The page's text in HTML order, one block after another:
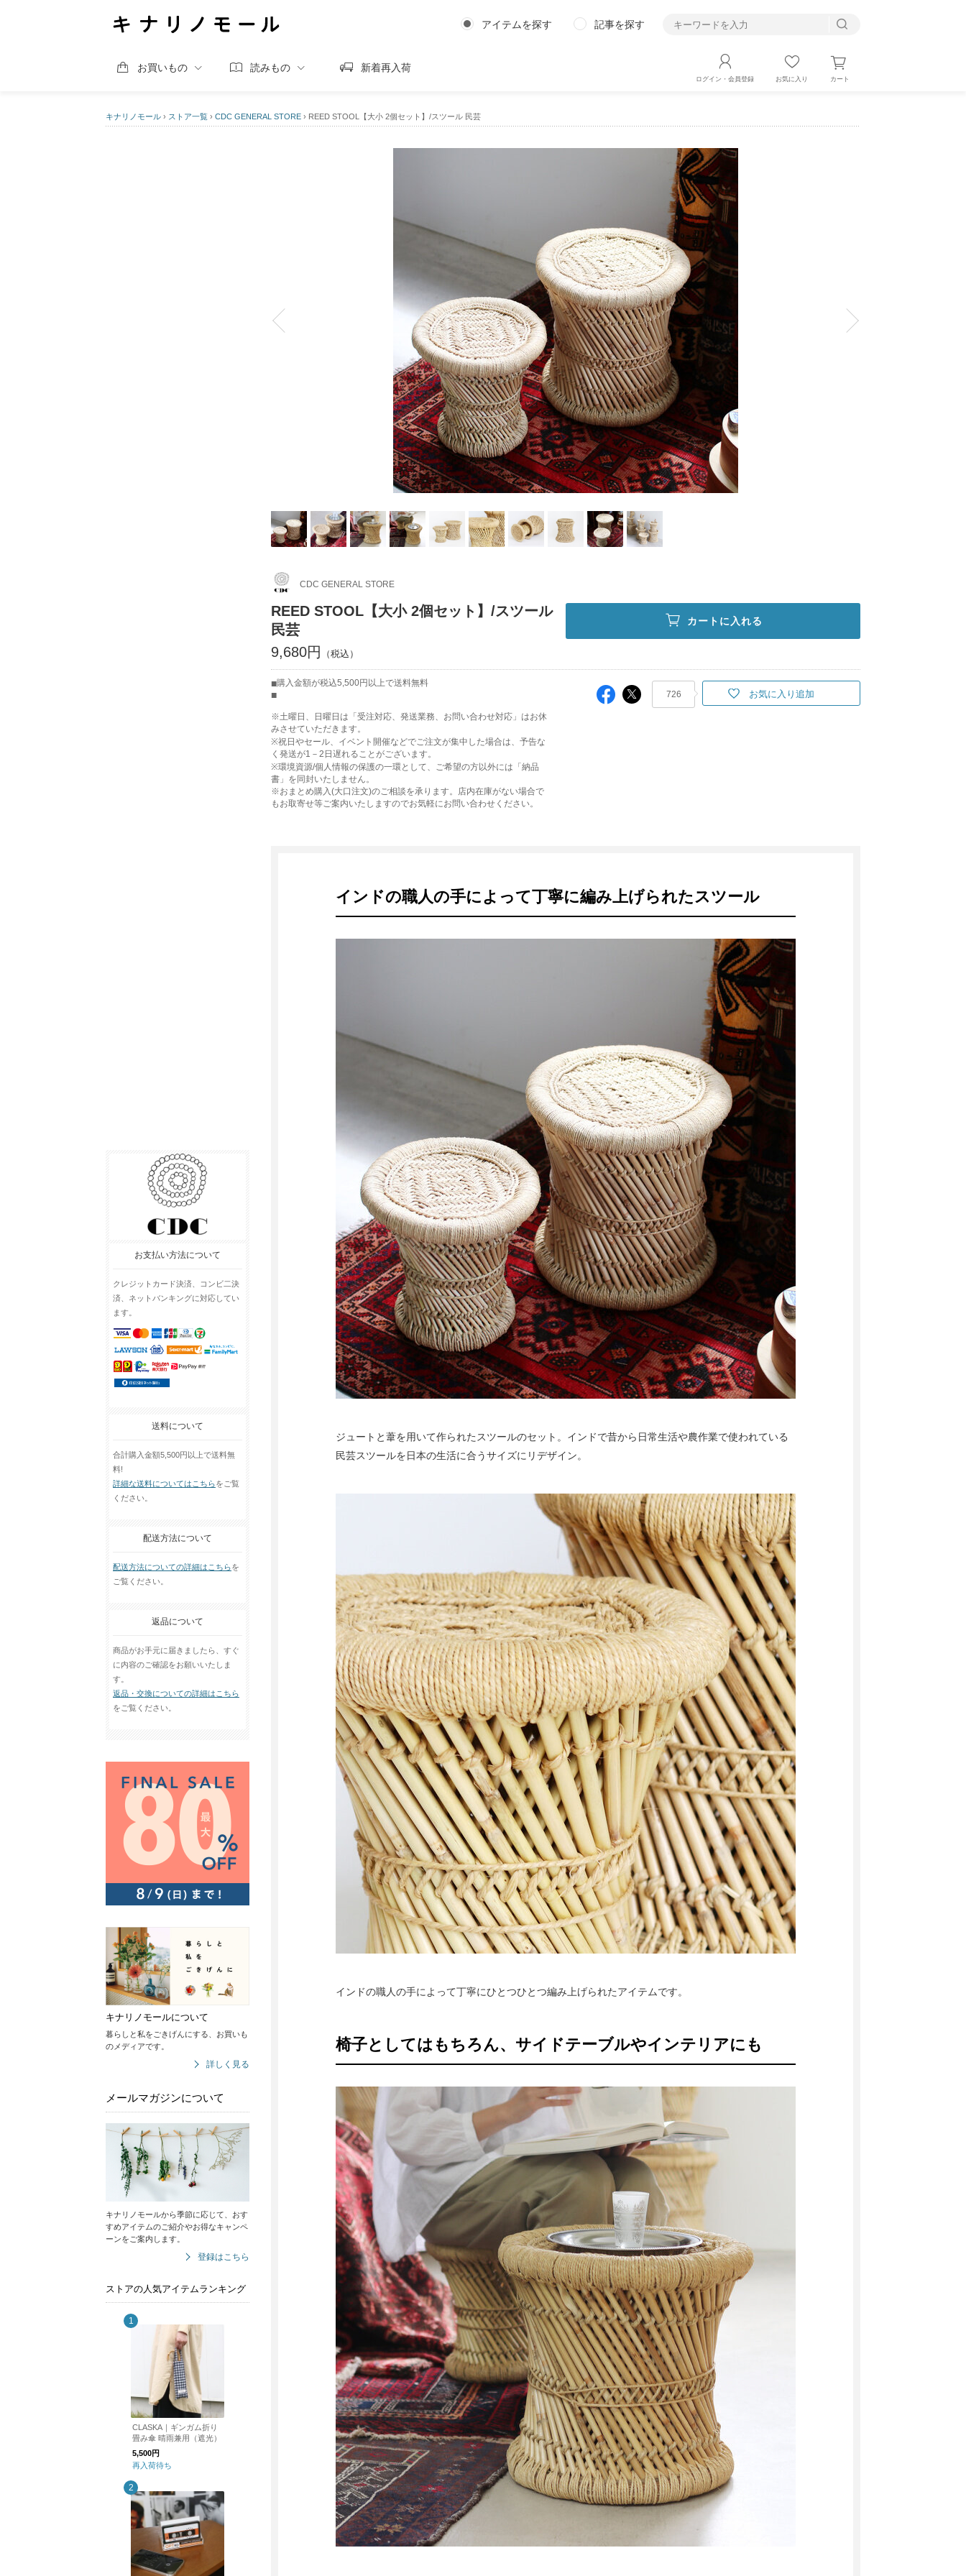
アイテムを探す 記事を探す
お買いもの 読みもの 新着再入荷
ログイン・会員登録 お気に入り カート
キナリノモール › ストア一覧 › CDC GENERAL STORE › REED STOOL【大小 2個セット】/スツール 民芸
お支払い方法について
クレジットカード決済、コンビ二決
済、ネットバンキングに対応してい
ます。
送料について
合計購入金額5,500円以上で送料無
料!
詳細な送料についてはこちらをご覧
ください。
配送方法について
配送方法についての詳細はこちらを
ご覧ください。
返品について
商品がお手元に届きましたら、すぐ
に内容のご確認をお願いいたしま
す。
返品・交換についての詳細はこちら
をご覧ください。
キナリノモールについて
暮らしと私をごきげんにする、お買いも
のメディアです。
詳しく見る
メールマガジンについて
キナリノモールから季節に応じて、おす
すめアイテムのご紹介やお得なキャンペ
ーンをご案内します。
登録はこちら
ストアの人気アイテムランキング
CLASKA｜ギンガム折り
畳み傘 晴雨兼用（遮光）
5,500円
再入荷待ち
CDC GENERAL STORE
REED STOOL【大小 2個セット】/スツール
民芸
9,680円
カートに入れる
購入金額が税込5,500円以上で送料無料
※土曜日、日曜日は「受注対応、発送業務、お問い合わせ対応」はお休
みさせていただきます。
※祝日やセール、イベント開催などでご注文が集中した場合は、予告な
く発送が1－2日遅れることがございます。
※環境資源/個人情報の保護の一環として、ご希望の方以外には「納品
書」を同封いたしません。
※おまとめ購入(大口注文)のご相談を承ります。店内在庫がない場合で
もお取寄せ等ご案内いたしますのでお気軽にお問い合わせください。
726 お気に入り追加
インドの職人の手によって丁寧に編み上げられたスツール
ジュートと葦を用いて作られたスツールのセット。インドで昔から日常生活や農作業で使われている
民芸スツールを日本の生活に合うサイズにリデザイン。
インドの職人の手によって丁寧にひとつひとつ編み上げられたアイテムです。
椅子としてはもちろん、サイドテーブルやインテリアにも